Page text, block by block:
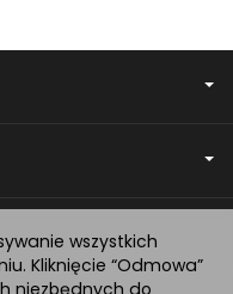
wszystkich
Kliknięcie “Odmowa”
niezbędnych do